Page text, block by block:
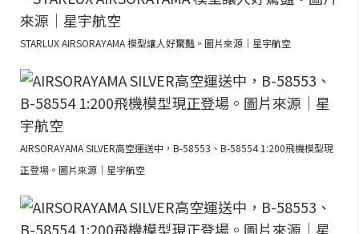
STARLUX AIRSORAYAMA 模型讓人好驚豔。圖片來源｜星宇航空
AIRSORAYAMA SILVER高空運送中，B-58553、B-58554 1:200飛機模型現
正登場。圖片來源｜星宇航空